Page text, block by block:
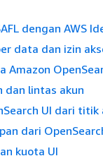
dengan AWS
data dan izin
Amazon
dan lintas akun
UI dari titik
dari
kuota UI